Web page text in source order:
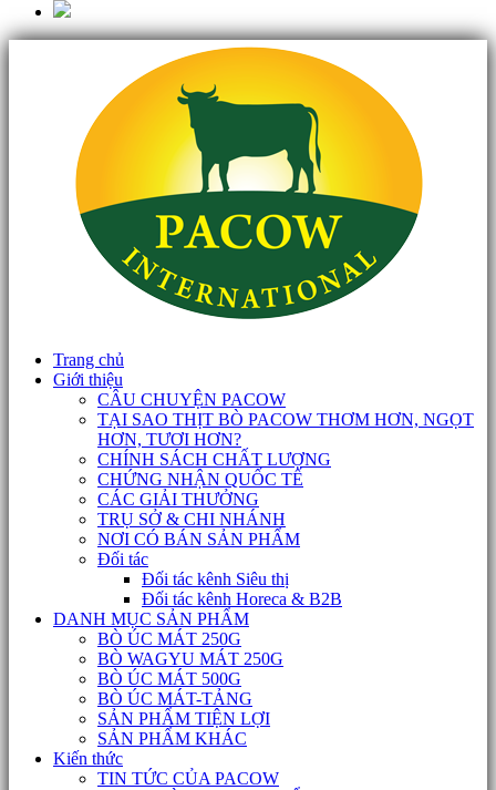
Trang chủ
Giới thiệu
CÂU CHUYỆN PACOW
TẠI SAO THỊT BÒ PACOW THƠM HƠN, NGỌT
HƠN, TƯƠI HƠN?
CHÍNH SÁCH CHẤT LƯỢNG
CHỨNG NHẬN QUỐC TẾ
CÁC GIẢI THƯỞNG
TRỤ SỞ & CHI NHÁNH
NƠI CÓ BÁN SẢN PHẨM
Đối tác
Đối tác kênh Siêu thị
Đối tác kênh Horeca & B2B
DANH MỤC SẢN PHẨM
BÒ ÚC MÁT 250G
BÒ WAGYU MÁT 250G
BÒ ÚC MÁT 500G
BÒ ÚC MÁT-TẢNG
SẢN PHẨM TIỆN LỢI
SẢN PHẨM KHÁC
Kiến thức
TIN TỨC CỦA PACOW